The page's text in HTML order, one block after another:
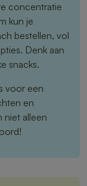
concentratie
kun je
bestellen, vol
Denk aan
snacks.
voor een
en
niet alleen